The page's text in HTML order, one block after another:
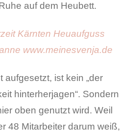
auf dem Heubett.
aufgesetzt, ist kein „der
hinterherjagen“. Sondern
oben genutzt wird. Weil
48 Mitarbeiter darum weiß,